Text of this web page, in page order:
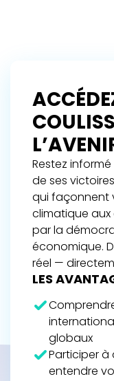
Restez
de ses
qui façonnent
climatique
par la
économique.
réel —
LES
globaux
Participer
entendre